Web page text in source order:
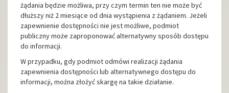
żądania będzie możliwa, przy czym termin ten nie może być
dłuższy niż 2 miesiące od dnia wystąpienia z żądaniem. Jeżeli
zapewnienie dostępności nie jest możliwe, podmiot
publiczny może zaproponować alternatywny sposób dostępu
do informacji.
W przypadku, gdy podmiot odmówi realizacji żądania
zapewnienia dostępności lub alternatywnego dostępu do
informacji, można złożyć skargę na takie działanie.